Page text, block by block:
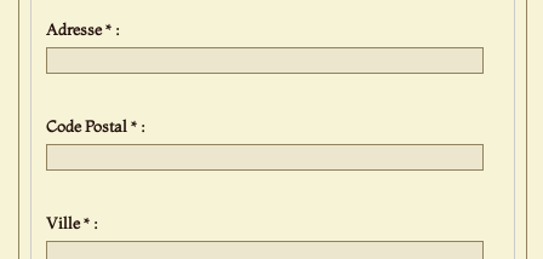
Adresse * :
Code Postal * :
Ville * :